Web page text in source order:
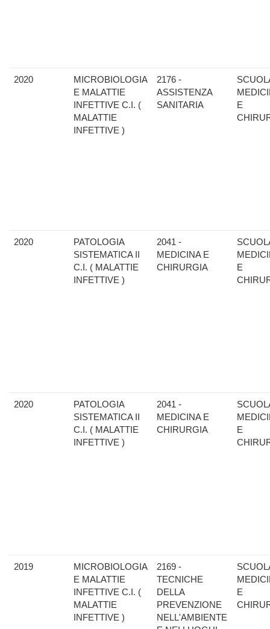
2020
MICROBIOLOGIA
E MALATTIE
INFETTIVE C.I. (
MALATTIE
INFETTIVE )
2176 -
ASSISTENZA
SANITARIA
E
2020
PATOLOGIA
SISTEMATICA II
C.I. ( MALATTIE
INFETTIVE )
2041 -
MEDICINA E
CHIRURGIA
E
2020
PATOLOGIA
SISTEMATICA II
C.I. ( MALATTIE
INFETTIVE )
2041 -
MEDICINA E
CHIRURGIA
E
2019
MICROBIOLOGIA
E MALATTIE
INFETTIVE C.I. (
MALATTIE
INFETTIVE )
2169 -
TECNICHE
DELLA
PREVENZIONE
NELL'AMBIENTE
E